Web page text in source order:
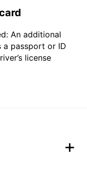
An additional
a passport or ID
license